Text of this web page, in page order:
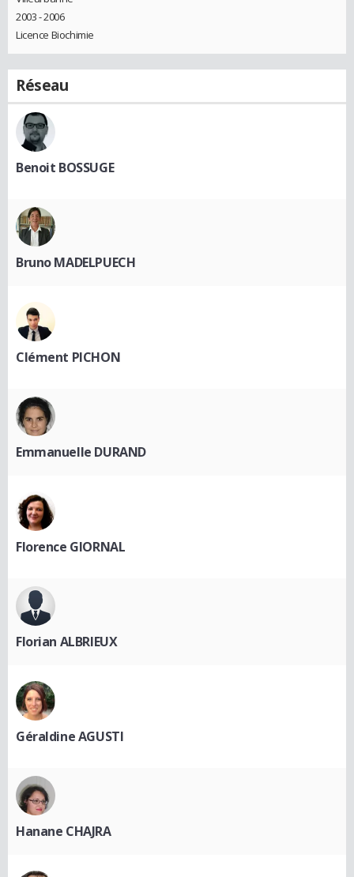
2003 - 2006
Licence Biochimie
Réseau
Benoit BOSSUGE
Bruno MADELPUECH
Clément PICHON
Emmanuelle DURAND
Florence GIORNAL
Florian ALBRIEUX
Géraldine AGUSTI
Hanane CHAJRA